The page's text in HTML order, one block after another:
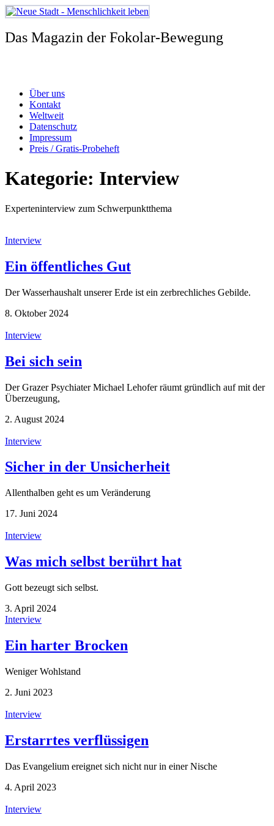
Zum
Inhalt
springen
Das Magazin der Fokolar-Bewegung
Über uns
Kontakt
Weltweit
Datenschutz
Impressum
Preis / Gratis-Probeheft
Kategorie: Interview
Experteninterview zum Schwerpunktthema
Interview
Ein öffentliches Gut
Der Wasserhaushalt unserer Erde ist ein zerbrechliches Gebilde.
8. Oktober 2024
Interview
Bei sich sein
Der Grazer Psychiater Michael Lehofer räumt gründlich auf mit der
Überzeugung,
2. August 2024
Interview
Sicher in der Unsicherheit
Allenthalben geht es um Veränderung
17. Juni 2024
Interview
Was mich selbst berührt hat
Gott bezeugt sich selbst.
3. April 2024
Interview
Ein harter Brocken
Weniger Wohlstand
2. Juni 2023
Interview
Erstarrtes verflüssigen
Das Evangelium ereignet sich nicht nur in einer Nische
4. April 2023
Interview